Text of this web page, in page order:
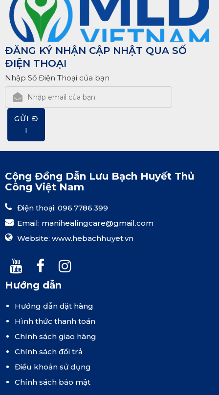
ĐĂNG KÝ NHẬN CẬP NHẬT QUA SỐ
ĐIỆN THOẠI
Nhập Số Điện Thoại của bạn
GỬI Đ
I
Cộng Đồng Dẫn Lưu Bạch Huyết Thủ
Công Việt Nam
Điện thoại: 096.7786.399
Email: manihealingcare@gmail.com
Website: www.hebachhuyet.vn
Hướng dẫn
Hướng dẫn đặt hàng
Hình thức thanh toán
Chính sách giao hàng
Chính sách đổi trả
Điều khoản sử dụng
Chính sách bảo mật